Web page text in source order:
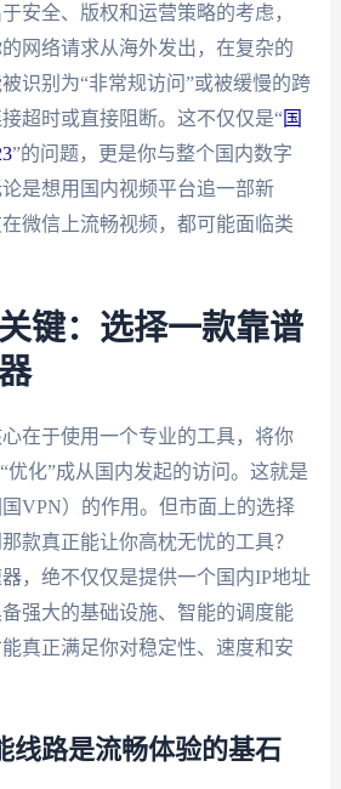
安全、版权和运营策略的考虑，
网络请求从海外发出，在复杂的
识别为“非常规访问”或被缓慢的跨
超时或直接阻断。这不仅仅是“国
”的问题，更是你与整个国内数字
是想用国内视频平台追一部新
微信上流畅视频，都可能面临类
键：选择一款靠谱
在于使用一个专业的工具，将你
优化”成从国内发起的访问。这就是
VPN）的作用。但市面上的选择
款真正能让你高枕无忧的工具？
，绝不仅仅是提供一个国内IP地址
强大的基础设施、智能的调度能
真正满足你对稳定性、速度和安
线路是流畅体验的基石